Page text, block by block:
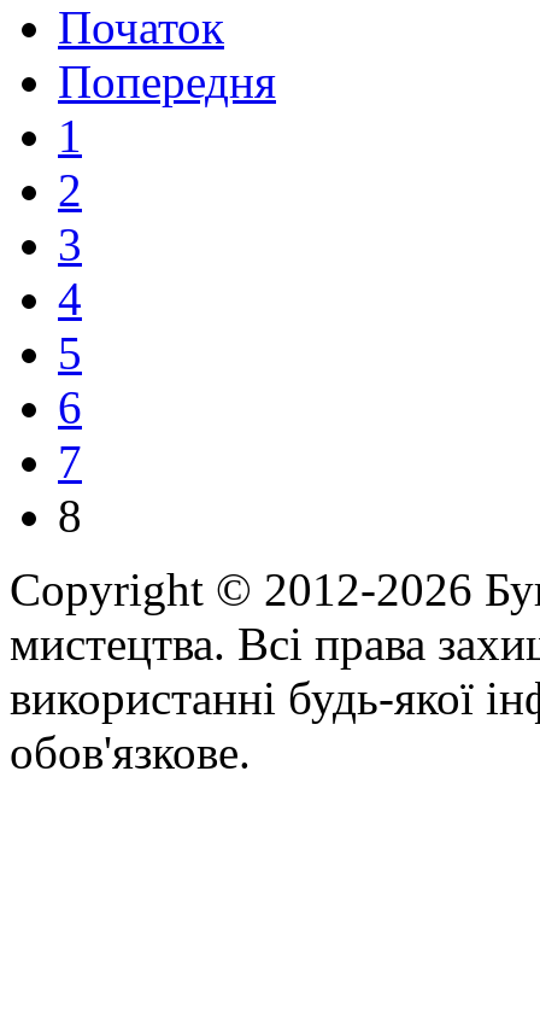
Початок
Попередня
1
2
3
4
5
6
7
8
Copyright © 2012-2026
мистецтва. Всі права
використанні будь-якої
обов'язкове.